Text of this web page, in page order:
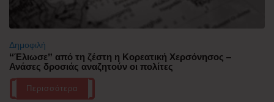
Δημοφιλή
“Έλιωσε” από τη ζέστη η Κορεατική Χερσόνησος –
Ανάσες δροσιάς αναζητούν οι πολίτες
Περισσότερα